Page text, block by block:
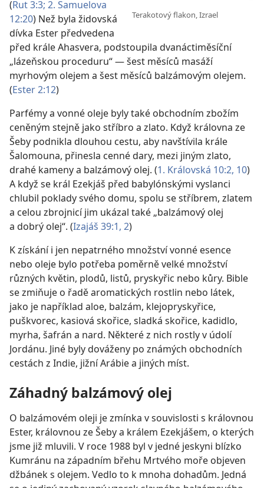
Terakotový flakon, Izrael
(Rut 3:3; 2. Samuelova
12:20) Než byla židovská
dívka Ester předvedena
před krále Ahasvera, podstoupila dvanáctiměsíční
„lázeňskou proceduru“ — šest měsíců masáží
myrhovým olejem a šest měsíců balzámovým olejem.
(Ester 2:12)
Parfémy a vonné oleje byly také obchodním zbožím
ceněným stejně jako stříbro a zlato. Když královna ze
Šeby podnikla dlouhou cestu, aby navštívila krále
Šalomouna, přinesla cenné dary, mezi jiným zlato,
drahé kameny a balzámový olej. (1. Královská 10:2, 10)
A když se král Ezekjáš před babylónskými vyslanci
chlubil poklady svého domu, spolu se stříbrem, zlatem
a celou zbrojnicí jim ukázal také „balzámový olej
a dobrý olej“. (Izajáš 39:1, 2)
K získání i jen nepatrného množství vonné esence
nebo oleje bylo potřeba poměrně velké množství
různých květin, plodů, listů, pryskyřic nebo kůry. Bible
se zmiňuje o řadě aromatických rostlin nebo látek,
jako je například aloe, balzám, klejopryskyřice,
puškvorec, kasiová skořice, sladká skořice, kadidlo,
myrha, šafrán a nard. Některé z nich rostly v údolí
Jordánu. Jiné byly dováženy po známých obchodních
cestách z Indie, jižní Arábie a jiných míst.
Záhadný balzámový olej
O balzámovém oleji je zmínka v souvislosti s královnou
Ester, královnou ze Šeby a králem Ezekjášem, o kterých
jsme již mluvili. V roce 1988 byl v jedné jeskyni blízko
Kumránu na západním břehu Mrtvého moře objeven
džbánek s olejem. Vedlo to k mnoha dohadům. Jedná